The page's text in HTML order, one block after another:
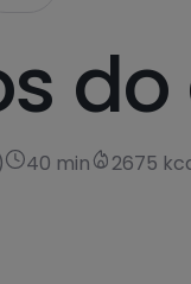
40 min 2675